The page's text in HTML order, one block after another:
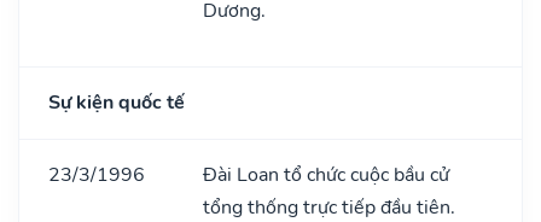
Dương.
Sự kiện quốc tế
23/3/1996
Đài Loan tổ chức cuộc bầu cử
tổng thống trực tiếp đầu tiên.